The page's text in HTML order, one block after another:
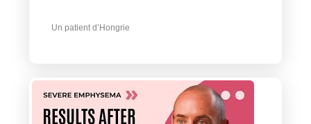
Un patient d’Hongrie